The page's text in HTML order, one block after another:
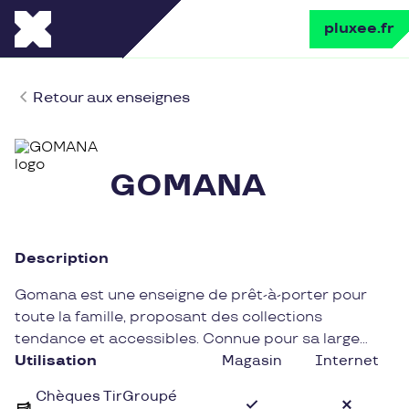
pluxee.fr
Retour aux enseignes
GOMANA
Description
Gomana est une enseigne de prêt-à-porter pour
toute la famille, proposant des collections
tendance et accessibles. Connue pour sa large
gamme de vêtements de qualité, Gomana saura
aux pièces plus originales.
Utilisation Magasin Internet
Chèques TirGroupé